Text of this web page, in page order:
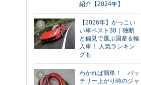
紹介【2024年】
5
【2026年】かっこい
い車ベスト30｜独断
と偏見で選ぶ国産＆輸
入車！ 人気ランキン
グも
6
わかれば簡単！ バッ
テリー上がり時のジャ